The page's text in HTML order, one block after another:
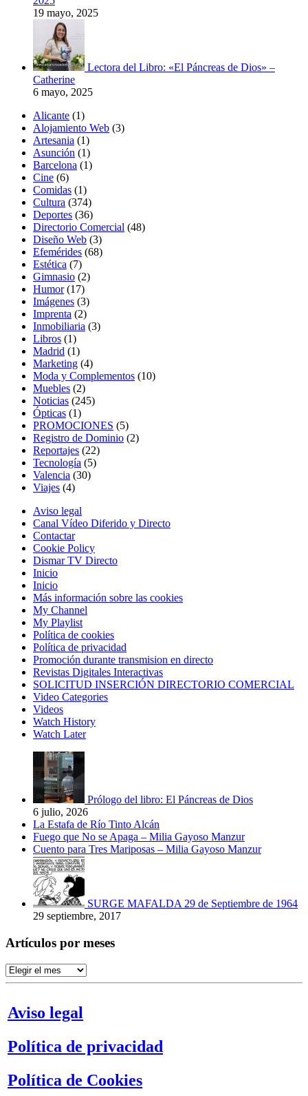
19 mayo, 2025
Lectora del Libro: «El Páncreas de Dios» –
Catherine
6 mayo, 2025
Alicante (1)
Alojamiento Web (3)
Artesania (1)
Asunción (1)
Barcelona (1)
Cine (6)
Comidas (1)
Cultura (374)
Deportes (36)
Directorio Comercial (48)
Diseño Web (3)
Efemérides (68)
Estética (7)
Gimnasio (2)
Humor(17)
Imágenes (3)
Imprenta (2)
Inmobiliaria (3)
Libros (1)
Madrid (1)
Marketing (4)
Moda y Complementos (10)
Muebles (2)
Noticias (245)
Ópticas (1)
PROMOCIONES (5)
Registro de Dominio (2)
Reportajes (22)
Tecnología (5)
Valencia (30)
Viajes (4)
Aviso legal
Canal Vídeo Diferido y Directo
Contactar
Cookie Policy
Dismar TV Directo
Inicio
Inicio
Más información sobre las cookies
My Channel
My Playlist
Política de cookies
Política de privacidad
Promoción durante transmision en directo
Revistas Digitales Interactivas
SOLICITUD INSERCIÓN DIRECTORIO COMERCIAL
Video Categories
Videos
Watch History
Watch Later
Prólogo del libro: El Páncreas de Dios
6 julio, 2026
La Estafa de Río Tinto Alcán
Fuego que No se Apaga – Milia Gayoso Manzur
Cuento para Tres Mariposas – Milia Gayoso Manzur
SURGE MAFALDA 29 de Septiembre de 1964
29 septiembre, 2017
Artículos por meses
Artículos
por
Aviso legal
Política de privacidad
Política de Cookies